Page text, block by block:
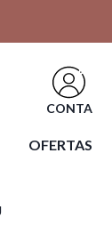
CONTA
OFERTAS